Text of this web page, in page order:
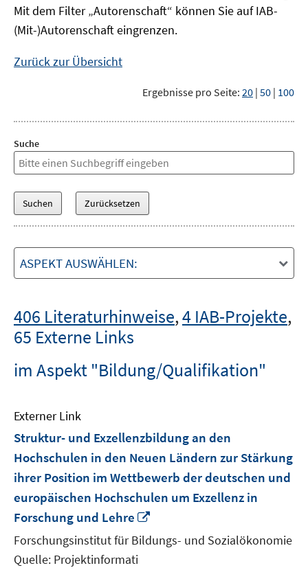
Mit dem Filter „Autorenschaft“ können Sie auf IAB-
(Mit-)Autorenschaft eingrenzen.
Zurück zur Übersicht
Ergebnisse pro Seite: 20 | 50 | 100
Suche
ASPEKT AUSWÄHLEN:
406 Literaturhinweise,4 IAB-Projekte,
65 Externe Links
im Aspekt "Bildung/Qualifikation"
Externer Link
Struktur- und Exzellenzbildung an den
Hochschulen in den Neuen Ländern zur Stärkung
ihrer Position im Wettbewerb der deutschen und
europäischen Hochschulen um Exzellenz in
Forschung und Lehre
neuem
Fenster
Forschungsinstitut für Bildungs- und Sozialökonomie
Quelle: Projektinformati